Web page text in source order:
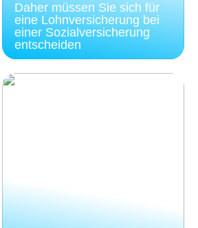
Daher müssen Sie sich für
eine Lohnversicherung bei
einer Sozialversicherung
entscheiden